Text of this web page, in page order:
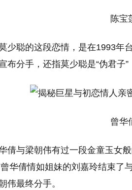
陈宝莲
少聪的这段恋情，是在1993年
布分手，还指莫少聪是“伪君子”
曾华倩
倩与梁朝伟有过一段金童玉女
华倩情如姐妹的刘嘉玲结束了
伟最终分手。